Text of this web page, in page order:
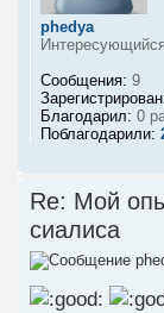
phedya
Интересующийся
Сообщения: 9
Благодарил: 0
Поблагодарили:
Re: Мой
сиалиса